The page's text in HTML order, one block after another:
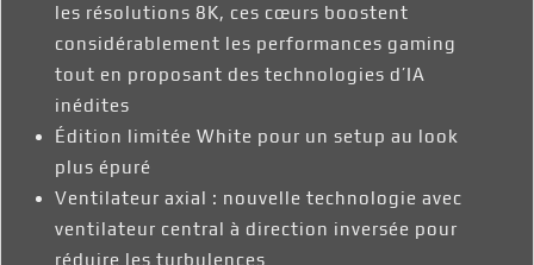
les résolutions 8K, ces cœurs boostent
considérablement les performances gaming
tout en proposant des technologies d’IA
inédites
Édition limitée White pour un setup au look
plus épuré
Ventilateur axial : nouvelle technologie avec
ventilateur central à direction inversée pour
réduire les turbulences